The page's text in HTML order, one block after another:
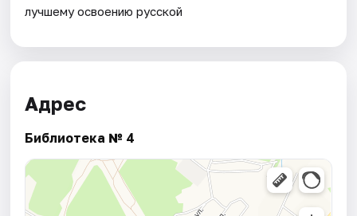
лучшему освоению русской
Адрес
Библиотека № 4